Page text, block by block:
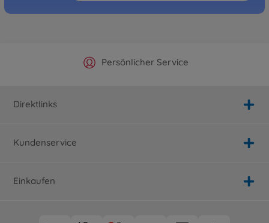
Offizieller Hersteller Shop
Persönlicher Service
Versandkostenfrei ab 25€
Schnelle Lieferung
Direktlinks
Kundenservice
Einkaufen